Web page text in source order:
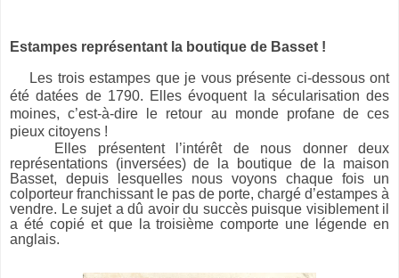
Estampes représentant la boutique de Basset !
Les trois estampes que je vous présente ci-dessous ont
été datées de 1790. Elles évoquent la sécularisation des
moines, c’est-à-dire le retour au monde profane de ces
pieux citoyens !
Elles présentent l’intérêt de nous donner deux
représentations (inversées) de la boutique de la maison
Basset, depuis lesquelles nous voyons chaque fois un
colporteur franchissant le pas de porte, chargé d’estampes à
vendre. Le sujet a dû avoir du succès puisque visiblement il
a été copié et que la troisième comporte une légende en
anglais.